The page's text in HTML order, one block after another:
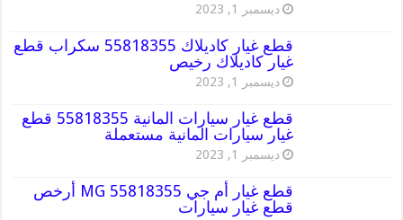
ديسمبر 1, 2023
قطع غيار كاديلاك 55818355 سكراب قطع
غيار كاديلاك رخيص
ديسمبر 1, 2023
قطع غيار سيارات المانية 55818355 قطع
غيار سيارات المانية مستعملة
ديسمبر 1, 2023
قطع غيار أم جي MG 55818355 أرخص
قطع غيار سيارات